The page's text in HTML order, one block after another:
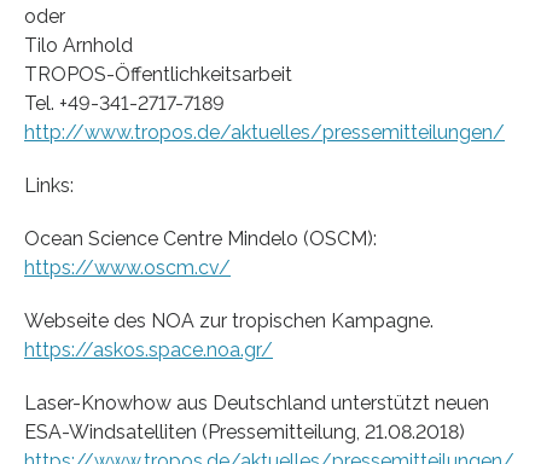
oder
Tilo Arnhold
TROPOS-Öffentlichkeitsarbeit
Tel. +49-341-2717-7189
http://www.tropos.de/aktuelles/pressemitteilungen/
Links:
Ocean Science Centre Mindelo (OSCM):
https://www.oscm.cv/
Webseite des NOA zur tropischen Kampagne.
https://askos.space.noa.gr/
Laser-Knowhow aus Deutschland unterstützt neuen
ESA-Windsatelliten (Pressemitteilung, 21.08.2018)